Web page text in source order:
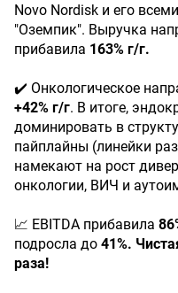
Novo Nordisk и его
"Оземпик". Выручка
прибавила 163% г/г.
✔️ Онкологическое
+42% г/г. В итоге,
доминировать в
пайплайны (линейки
намекают на рост
онкологии, ВИЧ и
📈 EBITDA прибавила
подросла до 41%.
раза!